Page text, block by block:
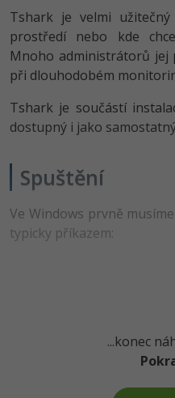
UML a návrhové
React
Spring
ASP.NET MVC
HTML / CSS
UML a návrhové
MS-SQL
Tester
Systémový
Grafik / UX/UI
Projektový
Databázový
Swift -80%
Kotlin -80%
C -80%
SQL
Návrh SW -80%
Pro děti
UX
Business
Kryptoměny -25%
MS Office
Google
Tshark je velmi
prostředí nebo kde
Mnoho administrátorů
při dlouhodobém
Tshark je součástí
dostupný i jako
Spuštění
Ve Windows prvně
typicky příkazem:
...konec